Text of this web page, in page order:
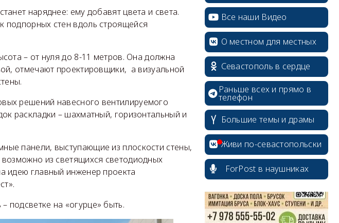
наряднее: ему добавят цвета и света.
подпорных стен вдоль строящейся
– от нуля до 8-11 метров. Она должна
отмечают проектировщики, а визуальной
решений навесного вентилируемого
раскладки – шахматный, горизонтальный и
панели, выступающие из плоскости стены,
из светящихся светодиодных
идею главный инженер проекта
подсветке на «огурце» быть.
Все наши Видео
О местном для местных
Севастополь в сердце
Раньше всех и прямо в
телефон
Большие темы и драмы
Живи по-севастопольски
ForPost в наушниках
erid: 2SDnjcrDNw6
erid: 2SDnjdPjgYS